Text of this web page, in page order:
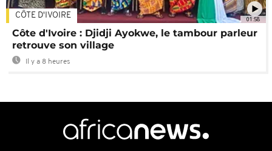
01:58
CÔTE D'IVOIRE
Côte d'Ivoire : Djidji Ayokwe, le tambour parleur
retrouve son village
Il y a 8 heures